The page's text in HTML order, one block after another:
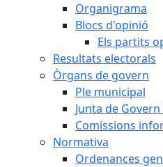
Organigrama
Blocs d'opinió
Els partits
Resultats electorals
Òrgans de govern
Ple municipal
Junta de Govern
Comissions
Normativa
Ordenances